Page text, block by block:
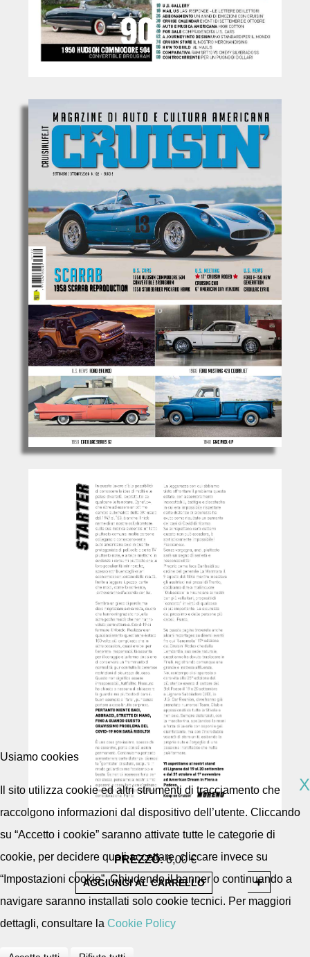
PREZZO:6,00 €
Usiamo cookies
X
Il sito utilizza cookie ed altri strumenti di tracciamento che
raccolgono informazioni dal dispositivo dell’utente. Cliccando
su “Accetto i cookie” saranno attivate tutte le categorie di
cookie, per decidere quali accettare, cliccare invece su
“Impostazioni cookie”. Chiudendo il banner o continuando a
navigare saranno installati solo cookie tecnici. Per maggiori
dettagli, consultare la Cookie Policy